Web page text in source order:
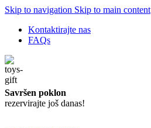
Skip to navigation Skip to main content
Kontaktirajte nas
FAQs
Savršen poklon
rezervirajte još danas!